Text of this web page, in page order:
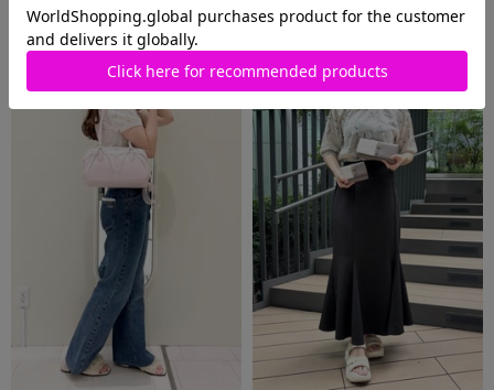
2026.08.09
Samantha Thavasa
2026.08.08